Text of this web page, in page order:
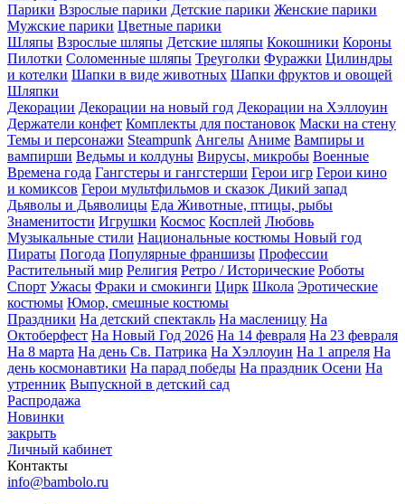
Парики Взрослые парики Детские парики Женские парики
Мужские парики Цветные парики
Шляпы Взрослые шляпы Детские шляпы Кокошники Короны
Пилотки Соломенные шляпы Треуголки Фуражки Цилиндры
и котелки Шапки в виде животных Шапки фруктов и овощей
Шляпки
Декорации Декорации на новый год Декорации на Хэллоуин
Держатели конфет Комплекты для постановок Маски на стену
Темы и персонажи Steampunk Ангелы Аниме Вампиры и
вампирши Ведьмы и колдуны Вирусы, микробы Военные
Времена года Гангстеры и гангстерши Герои игр Герои кино
и комиксов Герои мультфильмов и сказок Дикий запад
Дьяволы и Дьяволицы Еда Животные, птицы, рыбы
Знаменитости Игрушки Космос Косплей Любовь
Музыкальные стили Национальные костюмы Новый год
Пираты Погода Популярные франшизы Профессии
Растительный мир Религия Ретро / Исторические Роботы
Спорт Ужасы Фраки и смокинги Цирк Школа Эротические
костюмы Юмор, смешные костюмы
Праздники На детский спектакль На масленицу На
Октоберфест На Новый Год 2026 На 14 февраля На 23 февраля
На 8 марта На день Св. Патрика На Хэллоуин На 1 апреля На
день космонавтики На парад победы На праздник Осени На
утренник Выпускной в детский сад
Распродажа
Новинки
закрыть
Личный кабинет
Контакты
info@bambolo.ru